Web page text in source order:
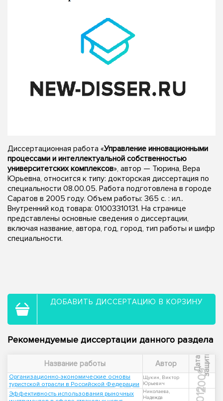
Диссертационная работа «Управление инновационными
процессами и интеллектуальной собственностью
университетских комплексов», автор — Тюрина, Вера
Юрьевна, относится к типу: докторская диссертация по
специальности 08.00.05. Работа подготовлена в городе
Саратов в 2005 году. Объем работы: 365 с. : ил..
Внутренний код товара: 01003310131. На странице
представлены основные сведения о диссертации,
включая название, автора, год, город, тип работы и шифр
специальности.
ДОБАВИТЬ ДИССЕРТАЦИЮ В КОРЗИНУ
Рекомендуемые диссертации данного раздела
Название работы Автор Д
а
т
а
з
а
щ
и
ты
Организационно-экономические основы
туристской отрасли в Российской Федерации
Щукин, Виктор
Юрьевич
2009
Эффективность использования рыночных
Николаева,
Надежда